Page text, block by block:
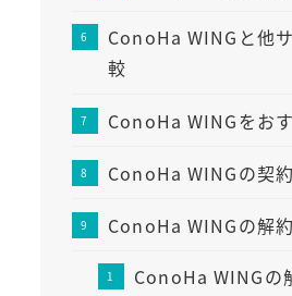
ConoHa WINGと他
較
ConoHa WINGをお
ConoHa WINGの契
ConoHa WINGの解
ConoHa WINGの